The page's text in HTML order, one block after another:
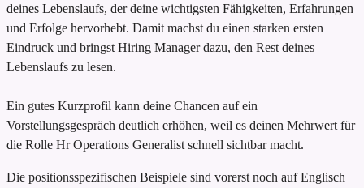
deines Lebenslaufs, der deine wichtigsten Fähigkeiten, Erfahrungen
und Erfolge hervorhebt. Damit machst du einen starken ersten
Eindruck und bringst Hiring Manager dazu, den Rest deines
Lebenslaufs zu lesen.
Ein gutes Kurzprofil kann deine Chancen auf ein
Vorstellungsgespräch deutlich erhöhen, weil es deinen Mehrwert für
die Rolle Hr Operations Generalist schnell sichtbar macht.
Die positionsspezifischen Beispiele sind vorerst noch auf Englisch